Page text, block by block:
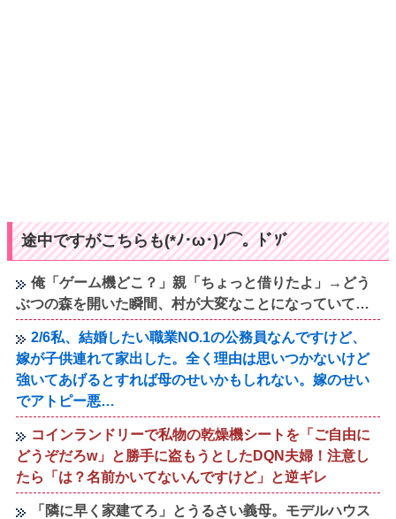
途中ですがこちらも(*ﾉ･ω･)ﾉ⌒。ﾄﾞｿﾞ
俺「ゲーム機どこ？」親「ちょっと借りたよ」→どう
ぶつの森を開いた瞬間、村が大変なことになっていて…
2/6私、結婚したい職業NO.1の公務員なんですけど、
嫁が子供連れて家出した。全く理由は思いつかないけど
強いてあげるとすれば母のせいかもしれない。嫁のせい
でアトピー悪…
コインランドリーで私物の乾燥機シートを「ご自由に
どうぞだろw」と勝手に盗もうとしたDQN夫婦！注意し
たら「は？名前かいてないんですけど」と逆ギレ
「隣に早く家建てろ」とうるさい義母。モデルハウス